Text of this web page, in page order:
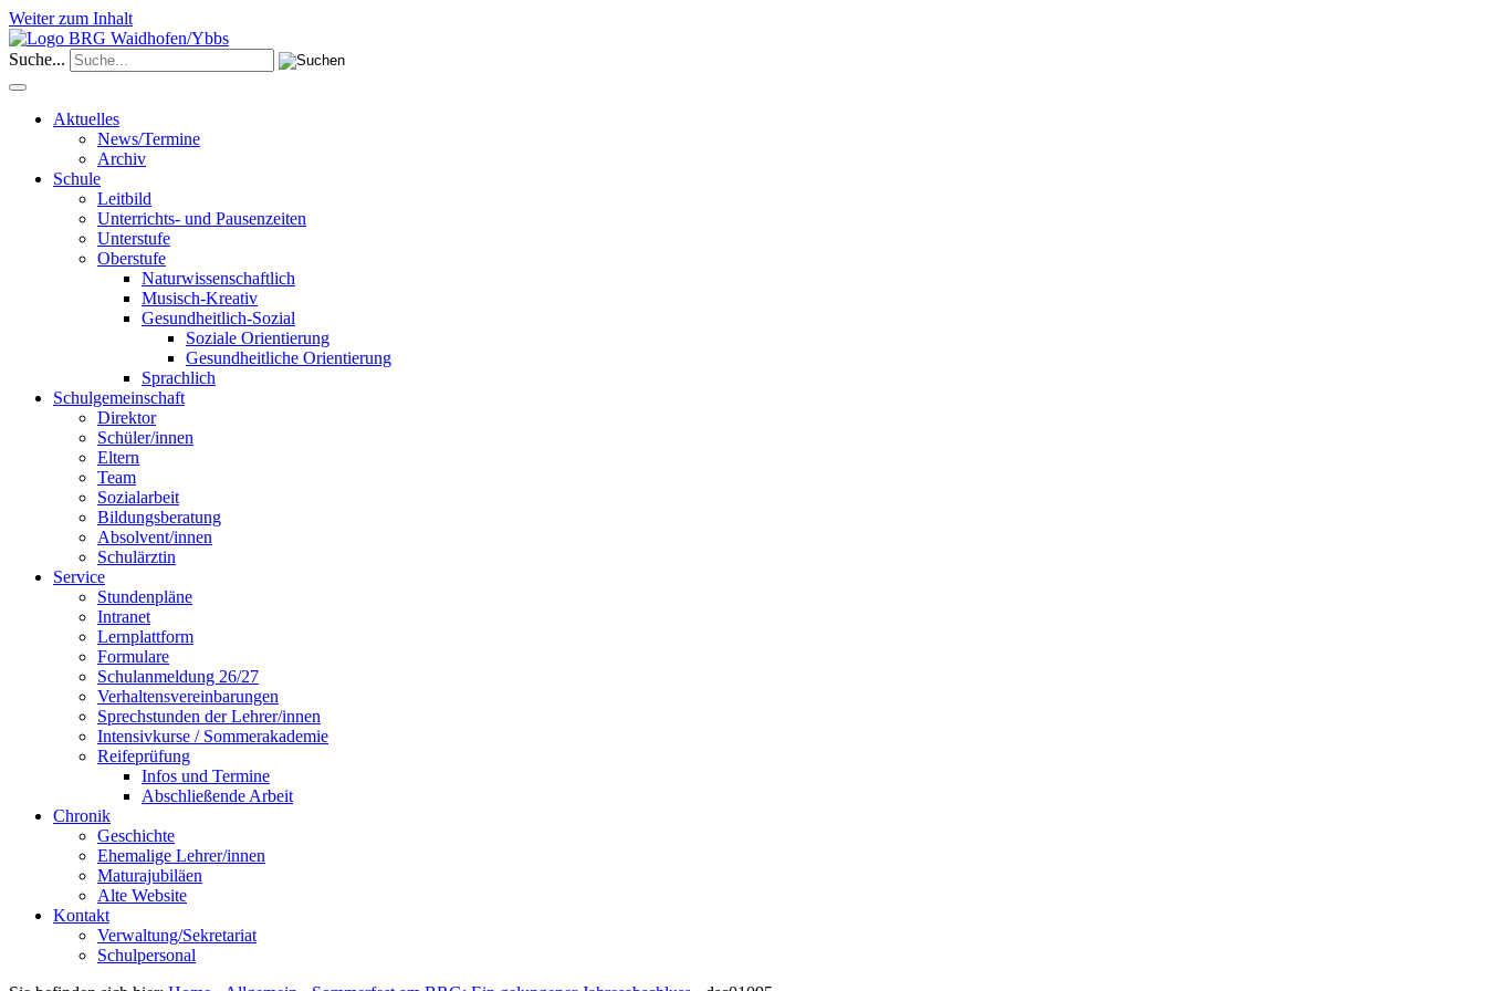
Weiter zum Inhalt
Suche...
Aktuelles
News/Termine
Archiv
Schule
Leitbild
Unterrichts- und Pausenzeiten
Unterstufe
Oberstufe
Naturwissenschaftlich
Musisch-Kreativ
Gesundheitlich-Sozial
Soziale Orientierung
Gesundheitliche Orientierung
Sprachlich
Schulgemeinschaft
Direktor
Schüler/innen
Eltern
Team
Sozialarbeit
Bildungsberatung
Absolvent/innen
Schulärztin
Service
Stundenpläne
Intranet
Lernplattform
Formulare
Schulanmeldung 26/27
Verhaltensvereinbarungen
Sprechstunden der Lehrer/innen
Intensivkurse / Sommerakademie
Reifeprüfung
Infos und Termine
Abschließende Arbeit
Chronik
Geschichte
Ehemalige Lehrer/innen
Maturajubiläen
Alte Website
Kontakt
Verwaltung/Sekretariat
Schulpersonal